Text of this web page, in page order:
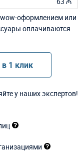
оформлением или
оплачиваются
1 клик
у наших экспертов!